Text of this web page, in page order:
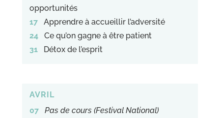
opportunités
17Apprendre à accueillir l’adversité
24Ce qu’on gagne à être patient
31Détox de l’esprit
AVRIL
07
Pas de cours (Festival National)